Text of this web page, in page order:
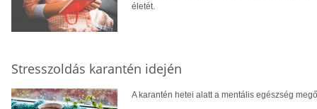
életét.
Stresszoldás karantén idején
A karantén hetei alatt a mentális egészség